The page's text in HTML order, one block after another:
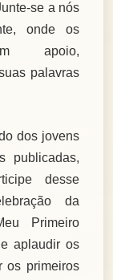
se a nós
onde os
apoio,
palavras
dos jovens
publicadas,
desse
da
Primeiro
aplaudir os
os primeiros